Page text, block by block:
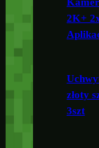
2K+
złoty
3szt